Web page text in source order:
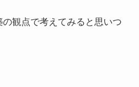
観点で考えてみると思いつ